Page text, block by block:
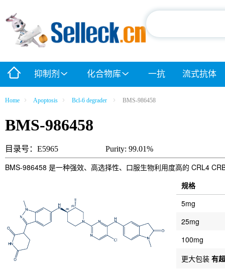
抑制剂 化合物库 一抗 流式抗体
Home Apoptosis Bcl-6 degrader BMS-986458
BMS-986458
目录号：E5965 Purity: 99.01%
BMS-986458 是一种强效、高选择性、口服生物利用度高的 CRL4
规格
5mg
25mg
100mg
更大包装 有